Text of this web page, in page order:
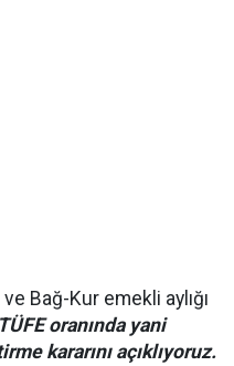
Bağ-Kur emekli aylığı
oranında yani
kararını açıklıyoruz.